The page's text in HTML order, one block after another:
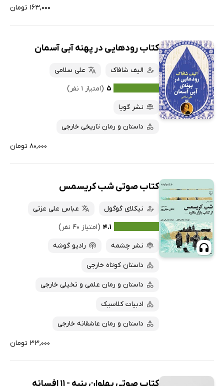
۱۶۳,۰۰۰ تومان
کتاب رودهایی در پهنه آبی آسمان
الیف شافاک
علی سلامی
۵ (امتیاز ۱ نفر)
نشر گویا
داستان و رمان تاریخی خارجی
۸۰,۰۰۰ تومان
کتاب صوتی شب کریسمس
نیکلای گوگول
عباس علی عزتی
۴.۱ (امتیاز ۴۰ نفر)
نشر چشمه
رادیو گوشه
داستان کوتاه خارجی
داستان و رمان علمی و تخیلی خارجی
ادبیات کلاسیک
داستان و رمان عاشقانه خارجی
۳۳,۰۰۰ تومان
کتاب صوتی پهلوان پنبه - 11 افسانه